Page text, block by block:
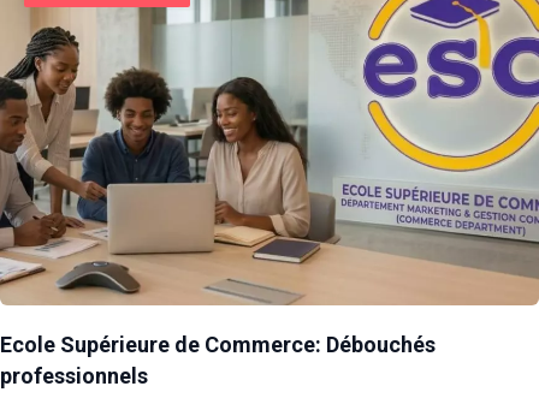
Ecole Supérieure de Commerce: Débouchés
professionnels